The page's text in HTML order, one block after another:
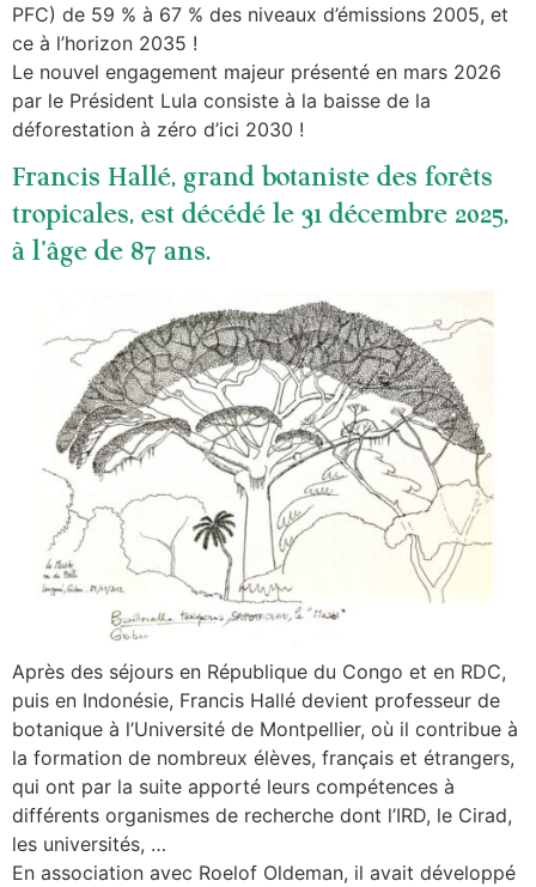
PFC) de 59 % à 67 % des niveaux d’émissions 2005, et
ce à l’horizon 2035 !
Le nouvel engagement majeur présenté en mars 2026
par le Président Lula consiste à la baisse de la
déforestation à zéro d’ici 2030 !
Francis Hallé, grand botaniste des forêts
tropicales, est décédé le 31 décembre 2025,
à l’âge de 87 ans.
Après des séjours en République du Congo et en RDC,
puis en Indonésie, Francis Hallé devient professeur de
botanique à l’Université de Montpellier, où il contribue à
la formation de nombreux élèves, français et étrangers,
qui ont par la suite apporté leurs compétences à
différents organismes de recherche dont l’IRD, le Cirad,
les universités, …
En association avec Roelof Oldeman, il avait développé